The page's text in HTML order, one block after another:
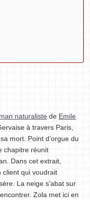
naturaliste de Emile
à travers Paris,
mort. Point d’orgue du
chapitre réunit
Dans cet extrait,
client qui voudrait
La neige s’abat sur
Zola met ici en